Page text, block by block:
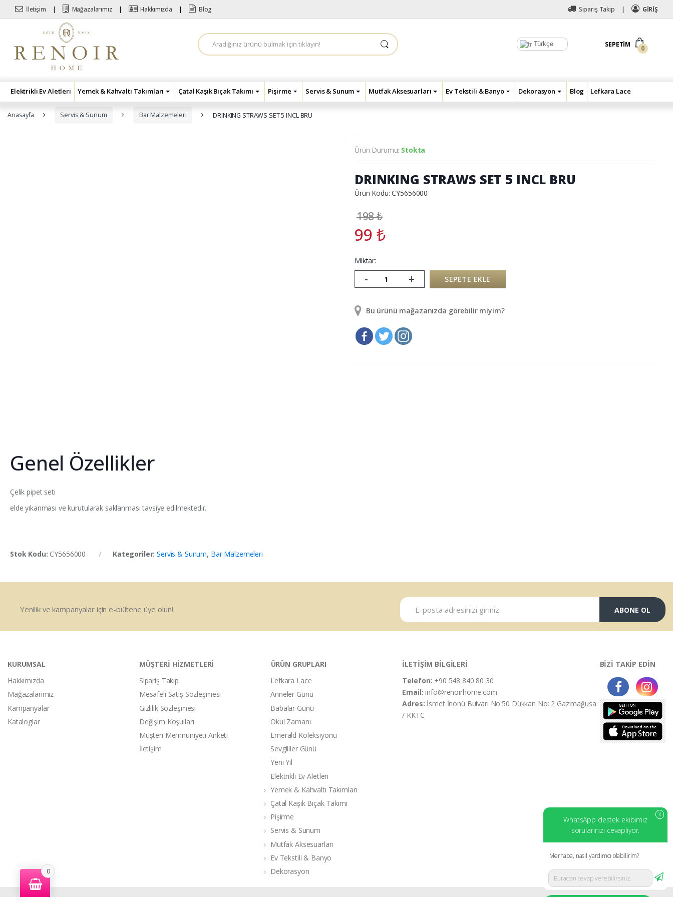
Skip to navigation
Skip to content
İletişim Mağazalarımız Hakkımızda Blog Sipariş Takip GİRİŞ
Türkçe
A
r
a
SEPETIM
0
Elektrikli Ev Aletleri Yemek & Kahvaltı Takımları Çatal Kaşık Bıçak Takımı Pişirme Servis & Sunum Mutfak Aksesuarları Ev Tekstili & Banyo Dekorasyon Blog Lefkara Lace
Anasayfa Servis & Sunum Bar Malzemeleri DRINKING STRAWS SET 5 INCL BRU
Genel Özellikler
Çelik pipet seti
elde yıkanması ve kurutularak saklanması tavsiye edilmektedir.
Stok Kodu: CY5656000 Kategoriler:Servis & Sunum, Bar Malzemeleri
Ürün Durumu: Stokta
DRINKING STRAWS SET 5 INCL BRU
Ürün Kodu: CY5656000
198₺
99 ₺
Miktar:
- + SEPETE EKLE
Bu ürünü mağazanızda görebilir miyim?
Yenilik ve kampanyalar için e-bültene üye olun! ABONE OL
KURUMSAL
Hakkımızda
Mağazalarımız
Kampanyalar
Kataloglar
MÜŞTERİ HİZMETLERİ
Sipariş Takip
Mesafeli Satış Sözleşmesi
Gizlilik Sözleşmesi
Değişim Koşulları
Müşteri Memnuniyeti Anketi
İletişim
ÜRÜN GRUPLARI
Lefkara Lace
Anneler Günü
Babalar Günü
Okul Zamanı
Emerald Koleksiyonu
Sevgililer Günü
Yeni Yıl
Elektrikli Ev Aletleri
Yemek & Kahvaltı Takımları
Çatal Kaşık Bıçak Takımı
Pişirme
Servis & Sunum
Mutfak Aksesuarları
Ev Tekstili & Banyo
Dekorasyon
İLETİŞİM BİLGİLERİ
Telefon: +90 548 840 80 30
Email:info@renoirhome.com
Adres: İsmet İnonü Bulvarı No:50 Dükkan No: 2 Gazimağusa
/ KKTC
BİZİ TAKİP EDİN
0
X
WhatsApp destek ekibimiz
sorularınızı cevaplıyor.
Merhaba, nasıl yardımcı olabilirim?